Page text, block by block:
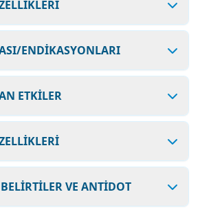
ENDİKASYONLARI
ETKİLER
VE ANTİDOT